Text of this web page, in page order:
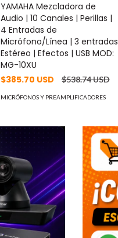
YAMAHA Mezcladora de
Audio | 10 Canales | Perillas |
4 Entradas de
Micrófono/Línea | 3 entradas
Estéreo | Efectos | USB MOD:
MG-10XU
$385.70 USD
$538.74 USD
MICRÓFONOS Y PREAMPLIFICADORES